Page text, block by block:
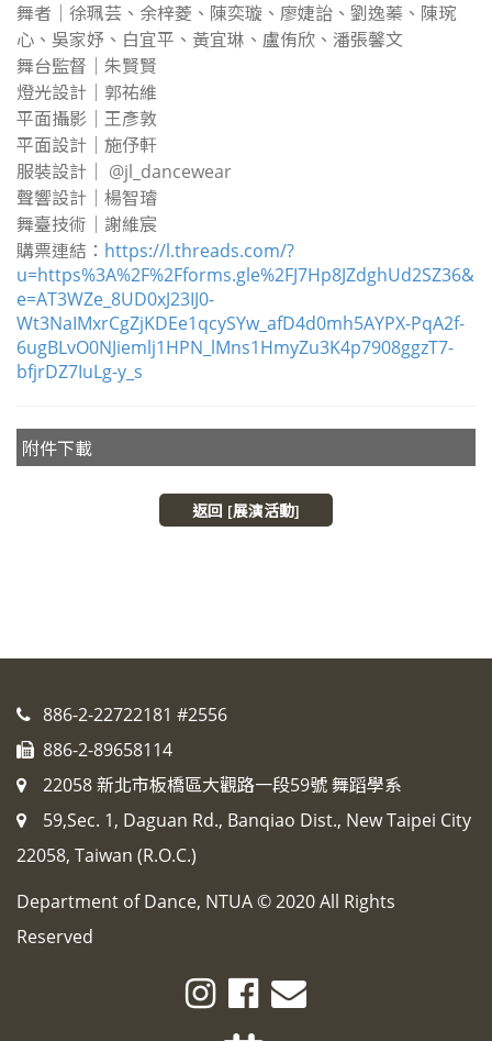
舞者｜徐珮芸、余梓菱、陳奕璇、廖婕詒、劉逸蓁、陳琬
心、吳家妤、白宜平、黃宜琳、盧侑欣、潘張馨文
舞台監督｜朱賢賢
燈光設計｜郭祐維
平面攝影｜王彥敦
平面設計｜施伃軒
服裝設計｜ @jl_dancewear
聲響設計｜楊智璿
舞臺技術｜謝維宸
購票連結： https://l.threads.com/?
u=https%3A%2F%2Fforms.gle%2FJ7Hp8JZdghUd2SZ36&
e=AT3WZe_8UD0xJ23IJ0-
Wt3NaIMxrCgZjKDEe1qcySYw_afD4d0mh5AYPX-PqA2f-
6ugBLvO0NJiemlj1HPN_lMns1HmyZu3K4p7908ggzT7-
bfjrDZ7IuLg-y_s
附件下載
返回 [展演活動]
886-2-22722181 #2556
886-2-89658114
22058 新北市板橋區大觀路一段59號 舞蹈學系
59,Sec. 1, Daguan Rd., Banqiao Dist., New Taipei City
22058, Taiwan (R.O.C.)
Department of Dance, NTUA © 2020 All Rights
Reserved